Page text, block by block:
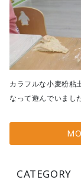
カラフルな小麦粉粘
なって遊んでいまし
CATEGORY